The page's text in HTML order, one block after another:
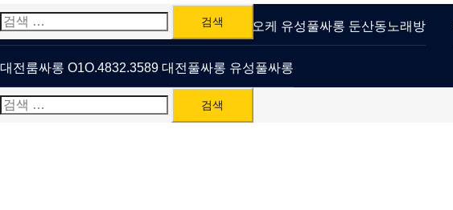
검
색:
유성룸싸롱 O1O.4832.3589 대전퍼블릭가라오케 유성풀싸롱 둔산동노래방
대전룸싸롱 O1O.4832.3589 대전풀싸롱 유성풀싸롱
검